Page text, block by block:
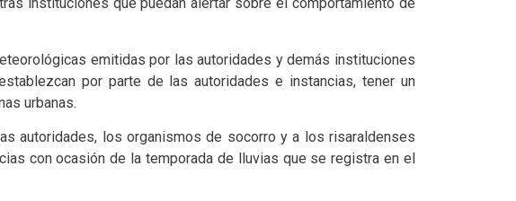
emitidas por las autoridades y demás instituciones
por parte de las autoridades e instancias, tener un
urbanas.
autoridades, los organismos de socorro y a los risaraldenses
con ocasión de la temporada de lluvias que se registra en el